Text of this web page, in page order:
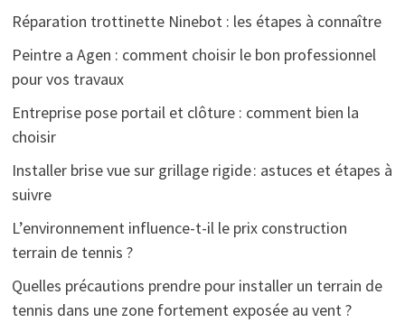
Réparation trottinette Ninebot : les étapes à connaître
Peintre a Agen : comment choisir le bon professionnel
pour vos travaux
Entreprise pose portail et clôture : comment bien la
choisir
Installer brise vue sur grillage rigide : astuces et étapes à
suivre
L’environnement influence-t-il le prix construction
terrain de tennis ?
Quelles précautions prendre pour installer un terrain de
tennis dans une zone fortement exposée au vent ?